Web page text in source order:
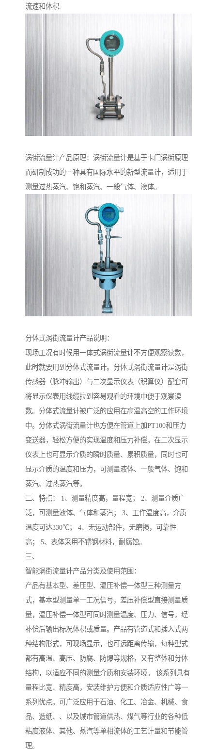
流速和体积.
涡街流量计产品原理：涡街流量计是基于卡门涡街原理
而研制成功的一种具有国际水平的新型流量计，适用于
测量过热蒸汽、饱和蒸汽、一般气体、液体。
分体式涡街流量计产品说明：
现场工况有时候用一体式涡街流量计不方便观察读数，
此时就要用到分体式流量计。分体式涡街流量计是涡街
传感器（脉冲输出）与二次显示仪表（积算仪）配套可
将显示仪表用线缆拉到容易观看的环境中便于观察读
数。分体式流量计被广泛的应用在高温高空的工作环境
中。分体式涡街流量计也方便在管道上加PT100和压力
变送器，轻松方便的实现温度和压力补偿。在二次显示
仪表上也可显示介质的瞬时质量、累积质量，同时也可
显示介质的温度和压力，可测量液体、一般气体、饱和
蒸汽、过热蒸汽等。
二、特点： 1、测量精度高，量程宽； 2、测量介质广
泛，可测量液体、气体和蒸汽； 3、工作温度高，介质
温度可达330℃； 4、无运动部件，无磨损，可靠性
高； 5、表体采用不锈钢材料，耐腐蚀。
三、
智能涡街流量计产品分类及使用范围：
产品有基本型、差压型、温压补偿一体型三种测量方
式，基本型测量单一工况信号，差压补偿型直接测量质
量，温压补偿一体型可同时测量温度、压力、信号，经
补偿后输出标况体积或质量。产品有管道式和插入式两
种结构形式，可现场显示，也可远距离传输，每种型式
都有高温、高压、防腐、防爆等规格，又有整体和分体
结构，以适应不同的测量介质和安装环境。 该系列具有
量程比宽、精度高，安装维护方便和介质适应性广等一
系列优点。可广泛应用于石油、化工、冶金、机械、食
品、造纸、、以及城市管道供热、煤气等行业的各种低
粘度液体、其他、蒸汽等单相流体的工艺计量和节能管
理。